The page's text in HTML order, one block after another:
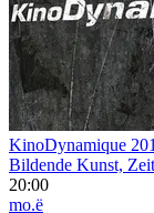
KinoDynamique
Bildende Kunst,
20:00
mo.ë